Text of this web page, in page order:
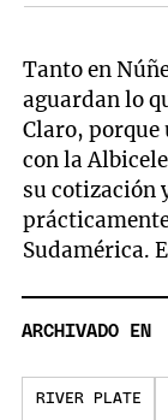
Tanto en
aguardan lo
Claro,
con la
su cotización
Sudamérica.
ARCHIVADO EN
RIVER PLATE